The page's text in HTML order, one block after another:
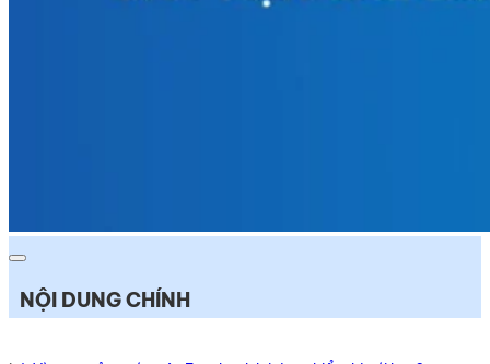
NỘI DUNG CHÍNH